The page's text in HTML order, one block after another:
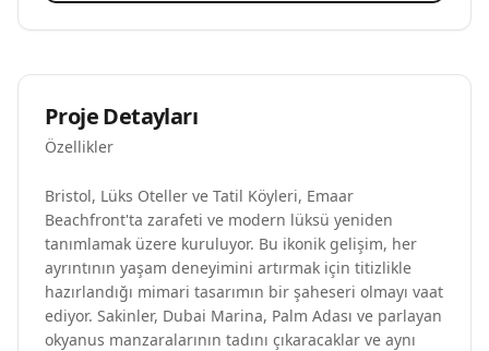
Proje Detayları
Özellikler
Bristol, Lüks Oteller ve Tatil Köyleri, Emaar
Beachfront'ta zarafeti ve modern lüksü yeniden
tanımlamak üzere kuruluyor. Bu ikonik gelişim, her
ayrıntının yaşam deneyimini artırmak için titizlikle
hazırlandığı mimari tasarımın bir şaheseri olmayı vaat
ediyor. Sakinler, Dubai Marina, Palm Adası ve parlayan
okyanus manzaralarının tadını çıkaracaklar ve aynı